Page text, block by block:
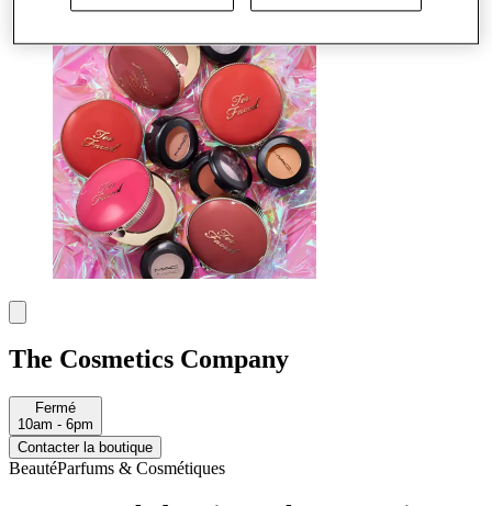
The Cosmetics Company
Fermé
10am - 6pm
Contacter la boutique
BeautéParfums & Cosmétiques